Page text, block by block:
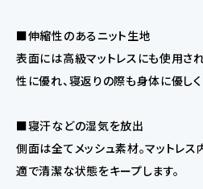
■伸縮性のあるニット生地
表面には高級マットレスにも使用さ
性に優れ、寝返りの際も身体に優しく
■寝汗などの湿気を放出
側面は全てメッシュ素材。マットレス
適で清潔な状態をキープします。